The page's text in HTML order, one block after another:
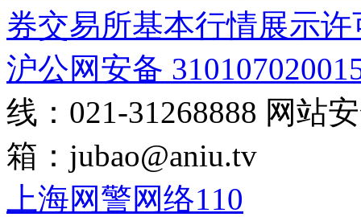
券交易所基本行情展示许
沪公网安备
线：021-31268888 网站
箱： jubao@aniu.tv
上海网警网络110